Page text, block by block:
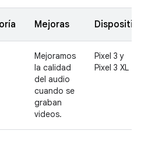
Mejoras
Mejoramos
la calidad
del audio
cuando se
graban
videos.
Pixel 3 y
Pixel 3 XL